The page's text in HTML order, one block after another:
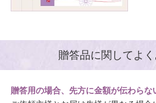
贈答品に関してよ
贈答用の場合、先方に金額が伝わらな